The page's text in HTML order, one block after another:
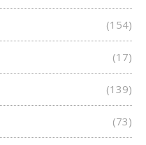
(154)
(17)
(139)
(73)